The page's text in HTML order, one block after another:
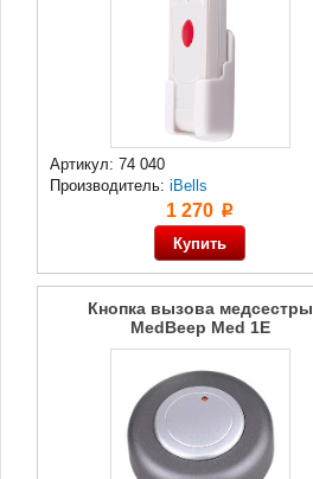
Артикул: 74 040
Производитель: iBells
1 270 p
Кнопка вызова медсестры
MedBeep Med 1E